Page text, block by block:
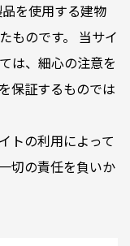
を使用する建物
ものです。 当サイ
は、細心の注意を
保証するものでは
トの利用によって
切の責任を負いか